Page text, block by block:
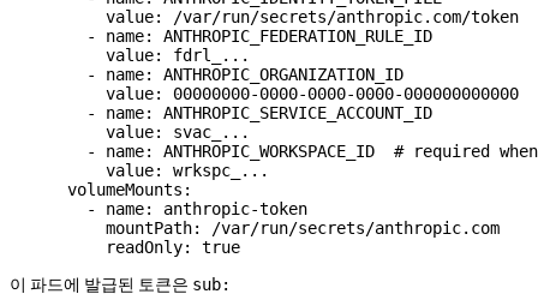
          value
:
/var/run/secrets/anthropic.com/token
        -
name: ANTHROPIC_FEDERATION_RULE_ID
          value
: fdrl_...
        -
name: ANTHROPIC_ORGANIZATION_ID
          value
: 00000000-0000-0000-0000-000000000000
        -
name: ANTHROPIC_SERVICE_ACCOUNT_ID
          value
: svac_...
        -
name: ANTHROPIC_WORKSPACE_ID
# required
          value
: wrkspc_...
      volumeMounts
:
        -
name: anthropic-token
          mountPath
:
/var/run/secrets/anthropic.com
          readOnly
: true
이 파드에 발급된 토큰은 sub: